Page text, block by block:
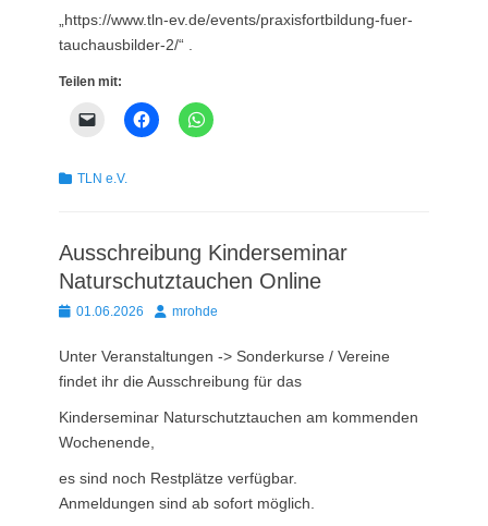
„https://www.tln-ev.de/events/praxisfortbildung-fuer-
tauchausbilder-2/“ .
Teilen mit:
Kategorien
TLN e.V.
Ausschreibung Kinderseminar
Naturschutztauchen Online
Posted
01.06.2026 Autormrohde
Unter Veranstaltungen -> Sonderkurse / Vereine
findet ihr die Ausschreibung für das
Kinderseminar Naturschutztauchen am kommenden
Wochenende,
es sind noch Restplätze verfügbar.
Anmeldungen sind ab sofort möglich.